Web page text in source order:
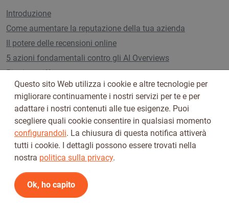
Introduzione
Come aumentare la reputazione della tua azienda
Il potere delle recensioni online
5 azioni fondamentali contro gli AI Overviews
Piani e tariffe
Seguici su
Questo sito Web utilizza i cookie e altre tecnologie per
migliorare continuamente i nostri servizi per te e per
adattare i nostri contenuti alle tue esigenze. Puoi
scegliere quali cookie consentire in qualsiasi momento
configurandoli. La chiusura di questa notifica attiverà
tutti i cookie. I dettagli possono essere trovati nella
nostra politica sulla privacy.
Ok, ho capito